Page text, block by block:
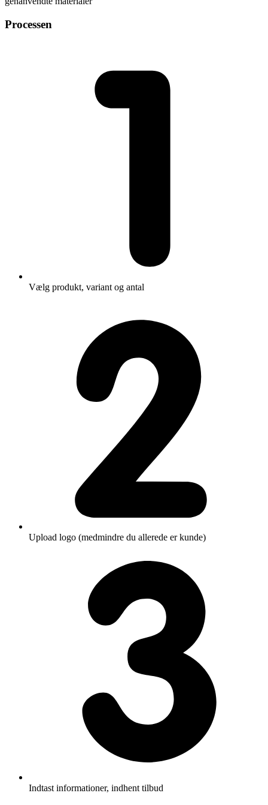
Processen
Vælg produkt, variant og antal
Upload logo (medmindre du allerede er kunde)
Indtast informationer, indhent tilbud